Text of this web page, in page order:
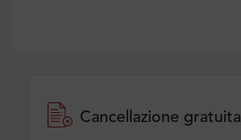
Cancellazione gratuita